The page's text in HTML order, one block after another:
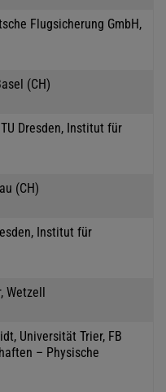
Flugsicherung GmbH,
(CH)
Dresden, Institut für
(CH)
Institut für
Wetzell
Universität Trier, FB
– Physische